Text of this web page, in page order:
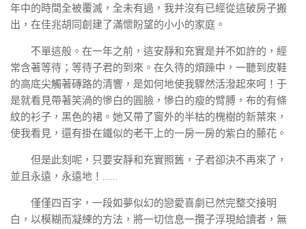
年中的時間全被覆滅，全未有過，我并沒有已經從這破房子搬
出，在佳兆胡同創建了滿懷盼望的小小的家庭。
不單這般。在一年之前，這安靜和充實是并不如許的，經
常含著等待；等待子君的到來。在久待的煩躁中，一聽到皮鞋
的高底尖觸著磚路的清響，是如何地使我驟然活潑起來呵！于
是就看見帶著笑渦的慘白的圓臉，慘白的瘦的臂膊，布的有條
紋的衫子，黑色的裙。她又帶了窗外的半枯的槐樹的新葉來，
使我看見，還有掛在鐵似的老干上的一房一房的紫白的藤花。
但是此刻呢，只要安靜和充實照舊，子君卻決不再來了，
並且永遠，永遠地！……
僅僅四百字，一段如夢似幻的戀愛喜劇已然完整交接明
白，以模糊而凝練的方法，將一切信息一攬子浮現給讀者，無